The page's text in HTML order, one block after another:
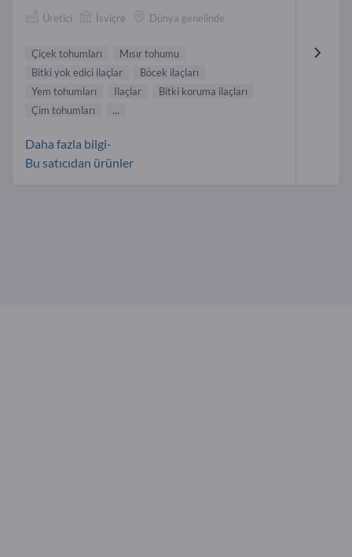
Üretici İsviçre Dünya genelinde
Çiçek tohumları
Mısır tohumu
Bitki yok edici ilaçlar
Böcek ilaçları
Yem tohumları
Ilaçlar
Bitki koruma ilaçları
Çim tohumları
...
Daha fazla bilgi-
Bu satıcıdan ürünler